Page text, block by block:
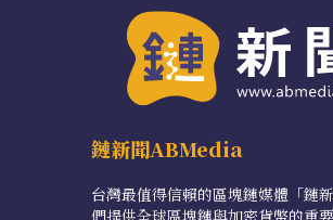
鏈新聞ABMedia
台灣最值得信賴的區塊鏈媒體「鏈